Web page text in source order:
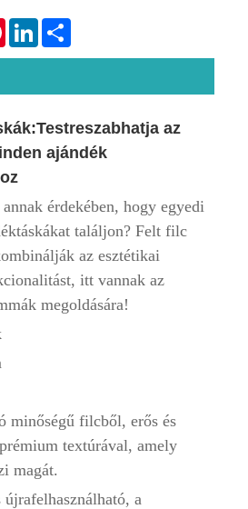
PinterestLinkedIn
Testreszabhatja az
ajándék
érdekében, hogy egyedi
találjon? Felt filc
az esztétikai
itt vannak az
megoldására!
minőségű filcből, erős és
textúrával, amely
magát.
a